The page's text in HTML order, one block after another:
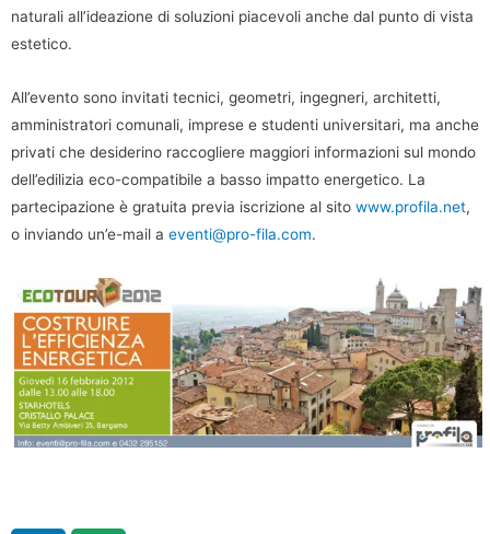
naturali all’ideazione di soluzioni piacevoli anche dal punto di vista
estetico.
All’evento sono invitati tecnici, geometri, ingegneri, architetti,
amministratori comunali, imprese e studenti universitari, ma anche
privati che desiderino raccogliere maggiori informazioni sul mondo
dell’edilizia eco-compatibile a basso impatto energetico. La
partecipazione è gratuita previa iscrizione al sito www.profila.net,
o inviando un’e-mail a eventi@pro-fila.com.